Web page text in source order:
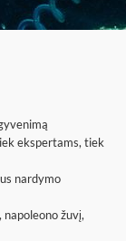
ekspertams, tiek
nardymo
žuvį,